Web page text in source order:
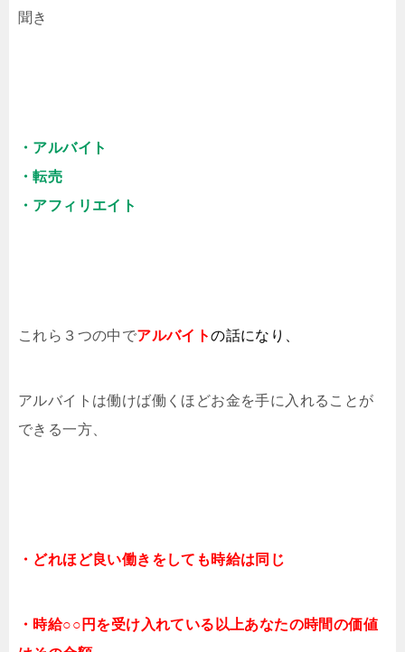
聞き
・アルバイト
・転売
・アフィリエイト
これら３つの中でアルバイトの話になり、
アルバイトは働けば働くほどお金を手に入れることが
できる一方、
・どれほど良い働きをしても時給は同じ
・時給○○円を受け入れている以上あなたの時間の価値